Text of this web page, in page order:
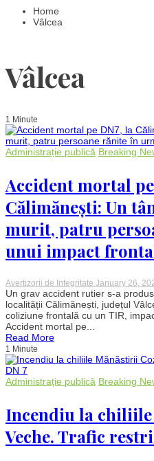
Home
Vâlcea
Vâlcea
1 Minute
Administrație publică Breaking
Accident mortal
Călimănești: Un
murit, patru
unui impact
Avertizorii de Integritate January 26,
Un grav accident rutier s-a
localității Călimănești, județul
coliziune frontală cu un TIR,
Accident mortal pe...
Read More
1 Minute
Administrație publică Breaking
Incendiu la
Veche. Trafic